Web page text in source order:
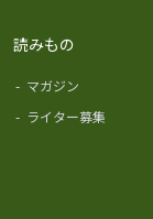
読みもの
- マガジン
- ライター募集